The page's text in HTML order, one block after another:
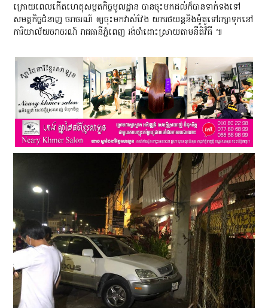
ក្រោយពេលកេីតហេតុសម្ថតកិច្ចមូលដ្ឋាន បានចុះមកដល់ក៏បានទាក់ទងទៅ
សមត្ថកិច្ចជំនាញ ចរាចរណ៍ ឲ្យចុះមកវាស់វែង យករថយន្តនិងម៉ូតូទៅរក្សាទុកនៅ
ការិយាល័យចរាចរណ៍ រាជធានីភ្នំពេញ រង់ចាំដោះស្រាយតាមនីតិវិធី ៕